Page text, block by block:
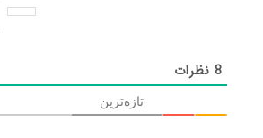
8نظرات
تازه‌ترین